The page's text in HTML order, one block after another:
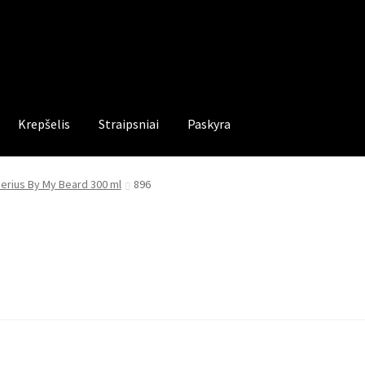
Krepšelis Straipsniai Paskyra
By My Beard 300 ml 896